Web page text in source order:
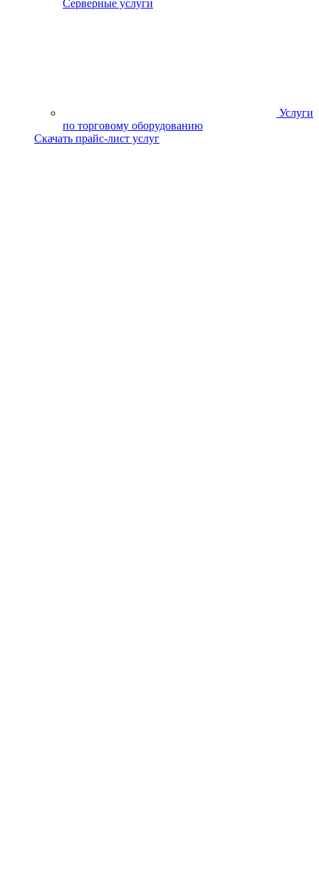
Серверные услуги
Услуги
по торговому оборудованию
Скачать прайс-лист услуг